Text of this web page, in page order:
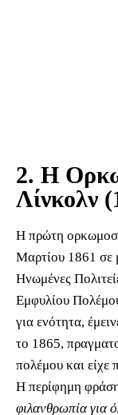
2. Η
Λίνκολν
Η πρώτη
Μαρτίου 1861 σε
Ηνωμένες
Εμφυλίου
για ενότητα,
το 1865,
πολέμου και είχε
Η περίφημη
φιλανθρωπία για